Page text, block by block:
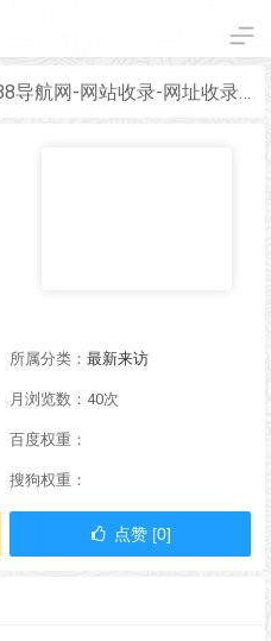
888导航网-网站收录-网址收录-网址导航-收录网站-自助广告系统
所属分类： 最新来访
月浏览数：40次
百度权重：
搜狗权重：
点赞 [0]